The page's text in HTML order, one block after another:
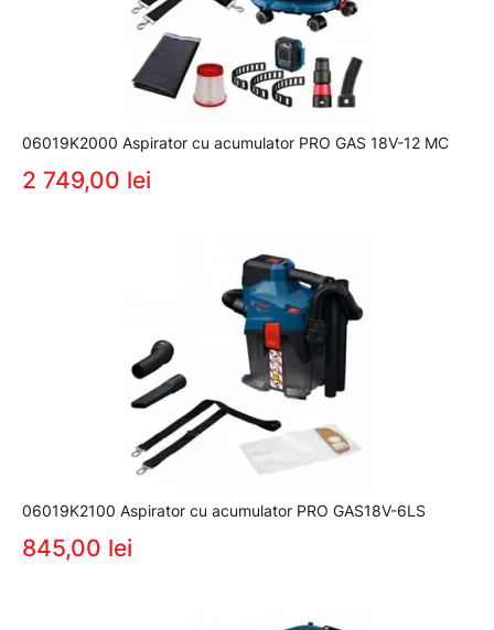
06019K2000 Aspirator cu acumulator PRO GAS 18V-12 MC
2 749,00 lei
06019K2100 Aspirator cu acumulator PRO GAS18V-6LS
845,00 lei